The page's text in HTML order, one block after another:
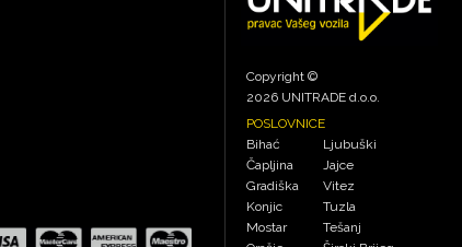
Copyright ©
2026 UNITRADE d.o.o.
POSLOVNICE
Bihać
Ljubuški
Čapljina
Jajce
Gradiška
Vitez
Konjic
Tuzla
Mostar
Tešanj